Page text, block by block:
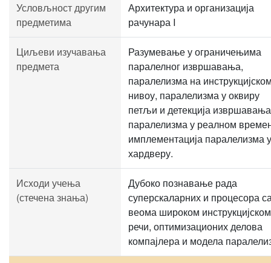
Условљност другим
предметима
Архитектура и организација
рачунара I
Циљеви изучавања
предмета
Разумевање у ограничењима
паралелног извршавања,
паралелизма на
нивоу, паралелизма у оквиру
петљи и детекција извршавања
паралелизма у реалном
имплементација паралелизма у
хардверу.
Исходи учења
(стечена знања)
Дубоко познавање рада
суперскаларних и процесора
веома широком инструкцијском
речи, оптимизационих делова
компајлера и модела